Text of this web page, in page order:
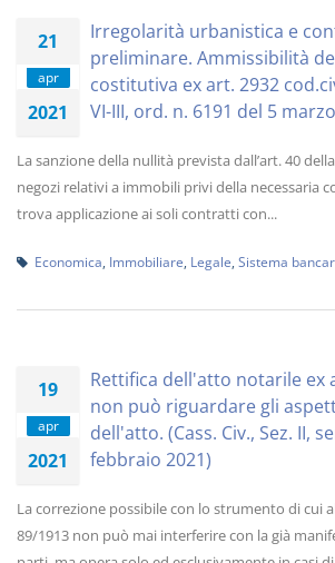
21
apr
2021
Irregolarità urbanistica e
preliminare. Ammissibilità
costitutiva ex art. 2932
VI-III, ord. n. 6191 del 5
La sanzione della nullità prevista dall’art. 40
negozi relativi a immobili privi della necessaria
trova applicazione ai soli contratti con...
Economica Immobiliare Legale Sistema
19
apr
2021
Rettifica dell'atto notarile ex
non può riguardare gli
dell'atto. (Cass. Civ., Sez. II,
febbraio 2021)
La correzione possibile con lo strumento di cui
89/1913 non può mai interferire con la già